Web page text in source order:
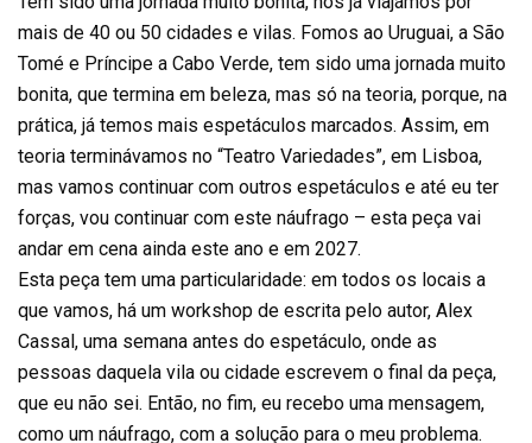
mais de 40 ou 50 cidades e vilas. Fomos ao Uruguai, a São
Tomé e Príncipe a Cabo Verde, tem sido uma jornada muito
bonita, que termina em beleza, mas só na teoria, porque, na
prática, já temos mais espetáculos marcados. Assim, em
teoria terminávamos no “Teatro Variedades”, em Lisboa,
mas vamos continuar com outros espetáculos e até eu ter
forças, vou continuar com este náufrago – esta peça vai
andar em cena ainda este ano e em 2027.
Esta peça tem uma particularidade: em todos os locais a
que vamos, há um workshop de escrita pelo autor, Alex
Cassal, uma semana antes do espetáculo, onde as
pessoas daquela vila ou cidade escrevem o final da peça,
que eu não sei. Então, no fim, eu recebo uma mensagem,
como um náufrago, com a solução para o meu problema.